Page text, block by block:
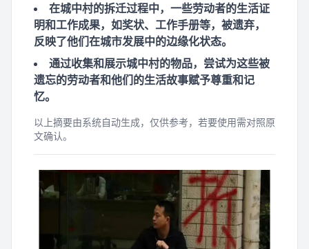
在城中村的拆迁过程中，一些劳动者的生活证
明和工作成果，如奖状、工作手册等，被遗弃，
反映了他们在城市发展中的边缘化状态。
通过收集和展示城中村的物品，尝试为这些被
遗忘的劳动者和他们的生活故事赋予尊重和记
忆。
以上摘要由系统自动生成，仅供参考，若要使用需对照原
文确认。